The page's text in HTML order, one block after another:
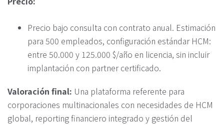
Precio bajo consulta con contrato anual. Estimación
para 500 empleados, configuración estándar HCM:
entre 50.000 y 125.000 $/año en licencia, sin incluir
implantación con partner certificado.
Valoración final: Una plataforma referente para
corporaciones multinacionales con necesidades de HCM
global, reporting financiero integrado y gestión del